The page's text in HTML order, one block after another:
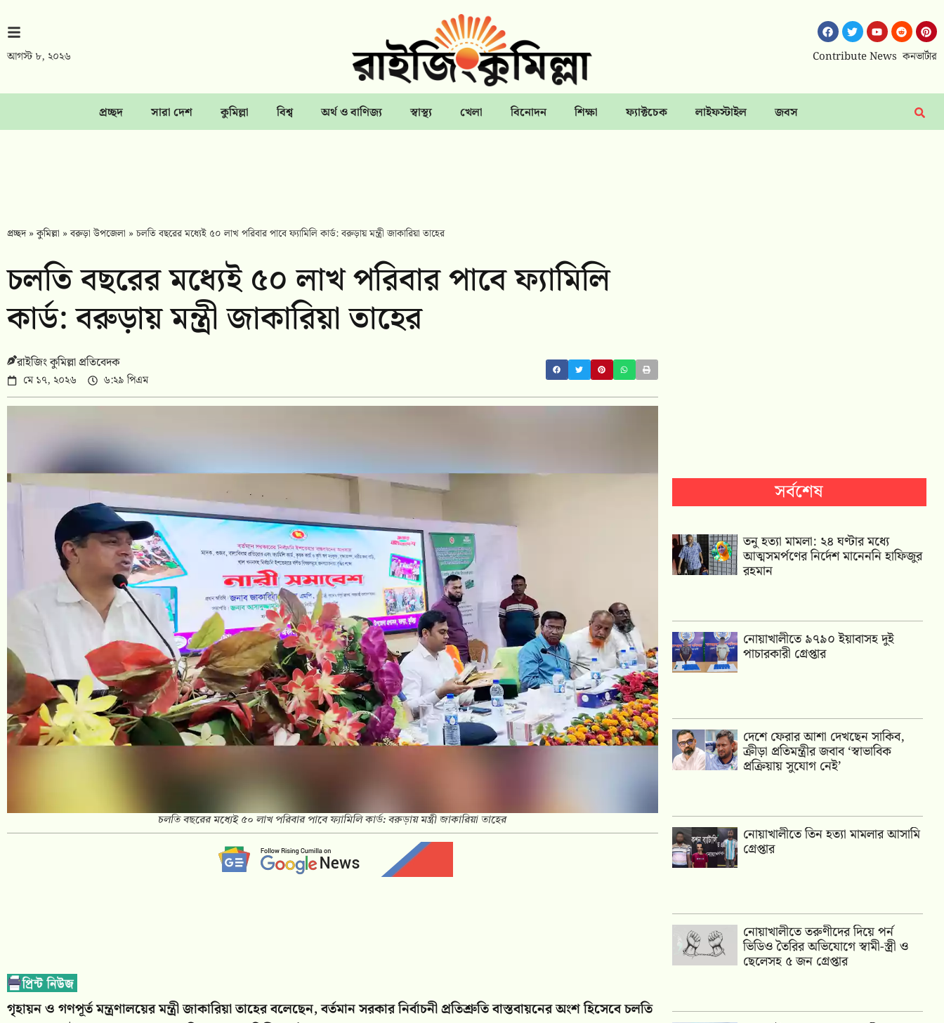
আগস্ট ৮, ২০২৬ Contribute News কনভার্টার
প্রচ্ছদ সারা দেশ কুমিল্লা বিশ্ব অর্থ ও বাণিজ্য স্বাস্থ্য খেলা বিনোদন শিক্ষা ফ্যাক্টচেক লাইফস্টাইল জবস
প্রচ্ছদ»কুমিল্লা »বরুড়া উপজেলা »চলতি বছরের মধ্যেই ৫০ লাখ পরিবার পাবে ফ্যামিলি কার্ড: বরুড়ায় মন্ত্রী জাকারিয়া তাহের
চলতি বছরের মধ্যেই ৫০ লাখ পরিবার পাবে ফ্যামিলি
কার্ড: বরুড়ায় মন্ত্রী জাকারিয়া তাহের
রাইজিং কুমিল্লা প্রতিবেদক
মে ১৭, ২০২৬ ৬:২৯ পিএম
চলতি বছরের মধ্যেই ৫০ লাখ পরিবার পাবে ফ্যামিলি কার্ড: বরুড়ায় মন্ত্রী জাকারিয়া তাহের
গৃহায়ন ও গণপূর্ত মন্ত্রণালয়ের মন্ত্রীজাকারিয়া তাহেরবলেছেন, বর্তমান সরকার নির্বাচনী প্রতিশ্রুতি বাস্তবায়নের অংশ হিসেবে চলতি
সর্বশেষ
তনু হত্যা মামলা: ২৪ ঘণ্টার মধ্যে
আত্মসমর্পণের নির্দেশ মানেননি হাফিজুর
রহমান
নোয়াখালীতে ৯৭৯০ ইয়াবাসহ দুই
পাচারকারী গ্রেপ্তার
দেশে ফেরার আশা দেখছেন সাকিব,
ক্রীড়া প্রতিমন্ত্রীর জবাব ‘স্বাভাবিক
প্রক্রিয়ায় সুযোগ নেই’
নোয়াখালীতে তিন হত্যা মামলার আসামি
গ্রেপ্তার
নোয়াখালীতে তরুণীদের দিয়ে পর্ন
ভিডিও তৈরির অভিযোগে স্বামী-স্ত্রী ও
ছেলেসহ ৫ জন গ্রেপ্তার